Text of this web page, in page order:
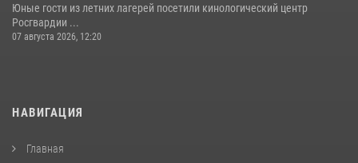
Юные гости из летних лагерей посетили кинологический центр
Росгвардии ...
07 августа 2026, 12:20
НАВИГАЦИЯ
Главная